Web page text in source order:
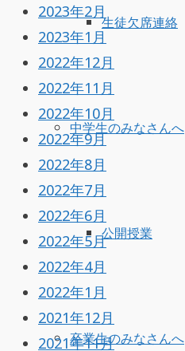
生徒欠席連絡
中学生のみなさんへ
公開授業
卒業生のみなさんへ
2023年2月
2023年1月
2022年12月
2022年11月
2022年10月
2022年9月
2022年8月
2022年7月
2022年6月
2022年5月
2022年4月
2022年1月
2021年12月
2021年11月